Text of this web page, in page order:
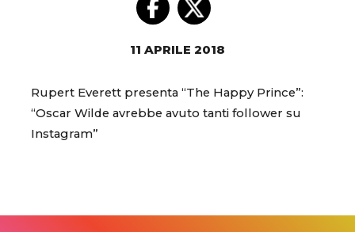
11 APRILE 2018
Rupert Everett presenta “The Happy Prince”:
“Oscar Wilde avrebbe avuto tanti follower su
Instagram”